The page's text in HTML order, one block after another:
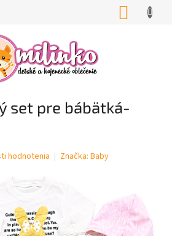
set pre bábätká-
hodnotenia Značka: Baby